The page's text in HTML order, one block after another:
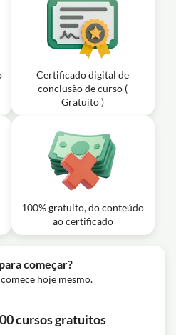
Certificado digital de
conclusão de curso (
Gratuito )
100% gratuito, do conteúdo
ao certificado
começar?
hoje mesmo.
cursos gratuitos